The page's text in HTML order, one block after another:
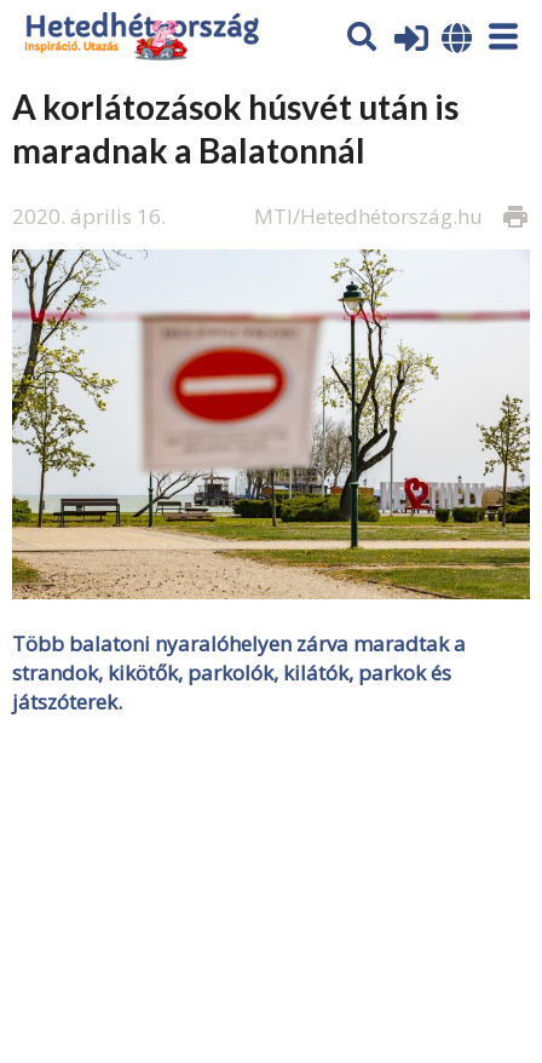
A korlátozások húsvét után is
maradnak a Balatonnál
2020. április 16. print
MTI/Hetedhétország.hu
Több balatoni nyaralóhelyen zárva maradtak a
strandok, kikötők, parkolók, kilátók, parkok és
játszóterek.